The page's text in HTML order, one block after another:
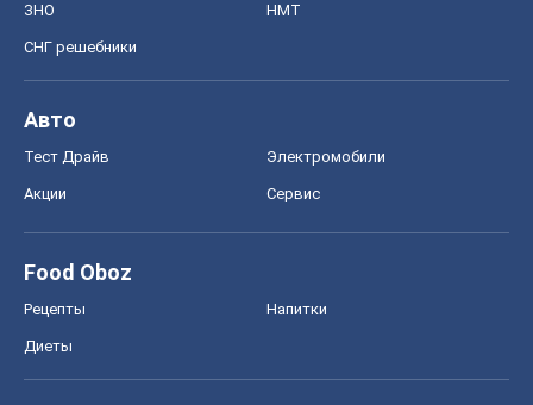
ЗНО НМТ
СНГ решебники
Авто
Тест Драйв Электромобили
Акции Сервис
Food Oboz
Рецепты Напитки
Диеты